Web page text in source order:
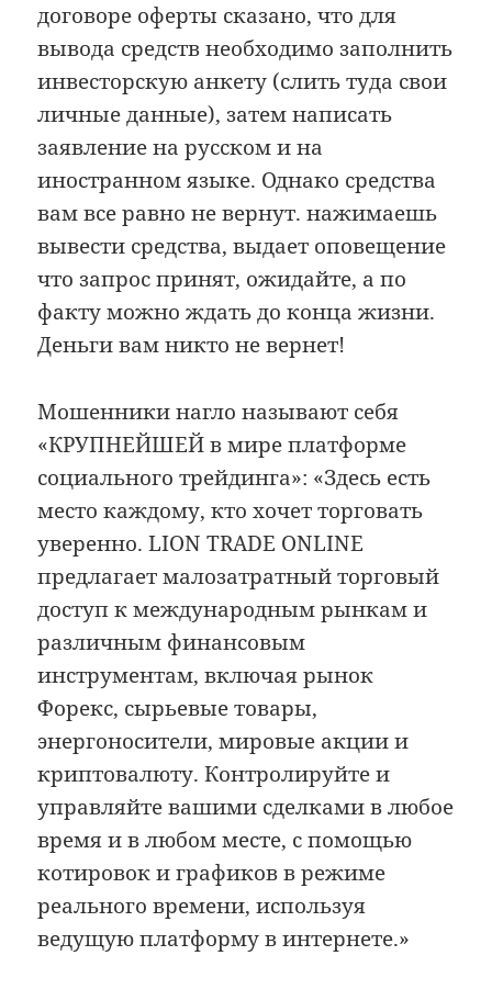
договоре оферты сказано, что для
вывода средств необходимо заполнить
инвесторскую анкету (слить туда свои
личные данные), затем написать
заявление на русском и на
иностранном языке. Однако средства
вам все равно не вернут. нажимаешь
вывести средства, выдает оповещение
что запрос принят, ожидайте, а по
факту можно ждать до конца жизни.
Деньги вам никто не вернет!
Мошенники нагло называют себя
«КРУПНЕЙШЕЙ в мире платформе
социального трейдинга»: «Здесь есть
место каждому, кто хочет торговать
уверенно. LION TRADE ONLINE
предлагает малозатратный торговый
доступ к международным рынкам и
различным финансовым
инструментам, включая рынок
Форекс, сырьевые товары,
энергоносители, мировые акции и
криптовалюту. Контролируйте и
управляйте вашими сделками в любое
время и в любом месте, с помощью
котировок и графиков в режиме
реального времени, используя
ведущую платформу в интернете.»